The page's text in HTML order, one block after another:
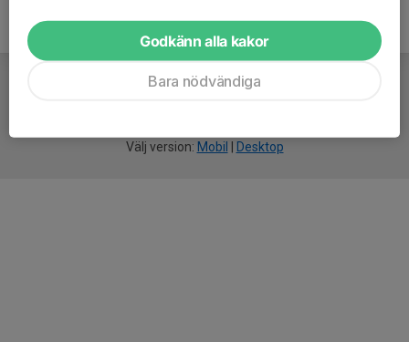
Välj version: Mobil Desktop
Godkänn alla kakor
Bara nödvändiga